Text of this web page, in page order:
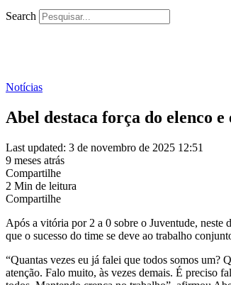
Search
Notícias
Abel destaca força do elenco
Last updated: 3 de novembro de 2025 12:51
9 meses atrás
Compartilhe
2 Min de leitura
Compartilhe
Após a vitória por 2 a 0 sobre o Juventude,
que o sucesso do time se deve ao trabalho
“Quantas vezes eu já falei que todos somos um?
atenção. Falo muito, às vezes demais. É preciso